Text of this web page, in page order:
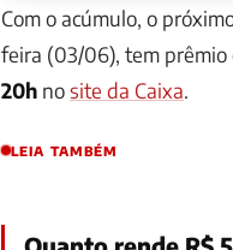
Com o acúmulo, o
feira (03/06), tem prêmio
20h nosite da Caixa.
LEIA TAMBÉM